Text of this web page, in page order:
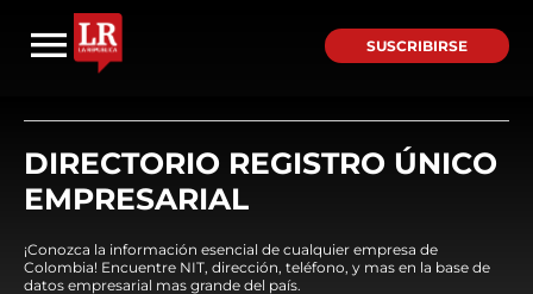
SUSCRIBIRSE
DIRECTORIO REGISTRO ÚNICO
EMPRESARIAL
¡Conozca la información esencial de cualquier empresa de
Colombia! Encuentre NIT, dirección, teléfono, y mas en la base de
datos empresarial mas grande del país.